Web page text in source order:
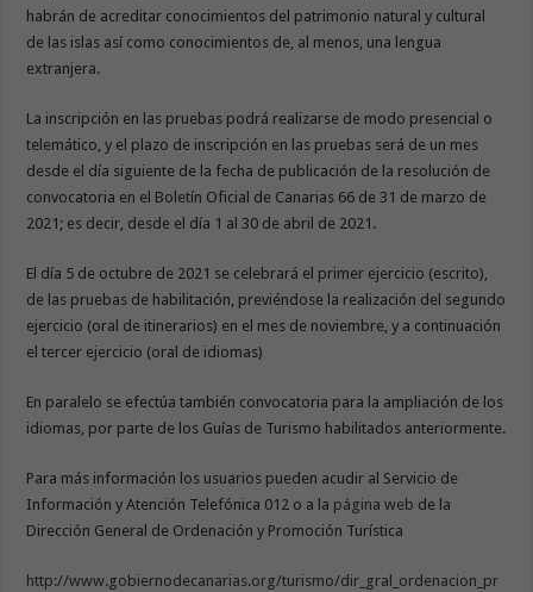
habrán de acreditar conocimientos del patrimonio natural y cultural
de las islas así como conocimientos de, al menos, una lengua
extranjera.
La inscripción en las pruebas podrá realizarse de modo presencial o
telemático, y el plazo de inscripción en las pruebas será de un mes
desde el día siguiente de la fecha de publicación de la resolución de
convocatoria en el Boletín Oficial de Canarias 66 de 31 de marzo de
2021; es decir, desde el día 1 al 30 de abril de 2021.
El día 5 de octubre de 2021 se celebrará el primer ejercicio (escrito),
de las pruebas de habilitación, previéndose la realización del segundo
ejercicio (oral de itinerarios) en el mes de noviembre, y a continuación
el tercer ejercicio (oral de idiomas)
En paralelo se efectúa también convocatoria para la ampliación de los
idiomas, por parte de los Guías de Turismo habilitados anteriormente.
Para más información los usuarios pueden acudir al Servicio de
Información y Atención Telefónica 012 o a la página web de la
Dirección General de Ordenación y Promoción Turística
http://www.gobiernodecanarias.org/turismo/dir_gral_ordenacion_pr